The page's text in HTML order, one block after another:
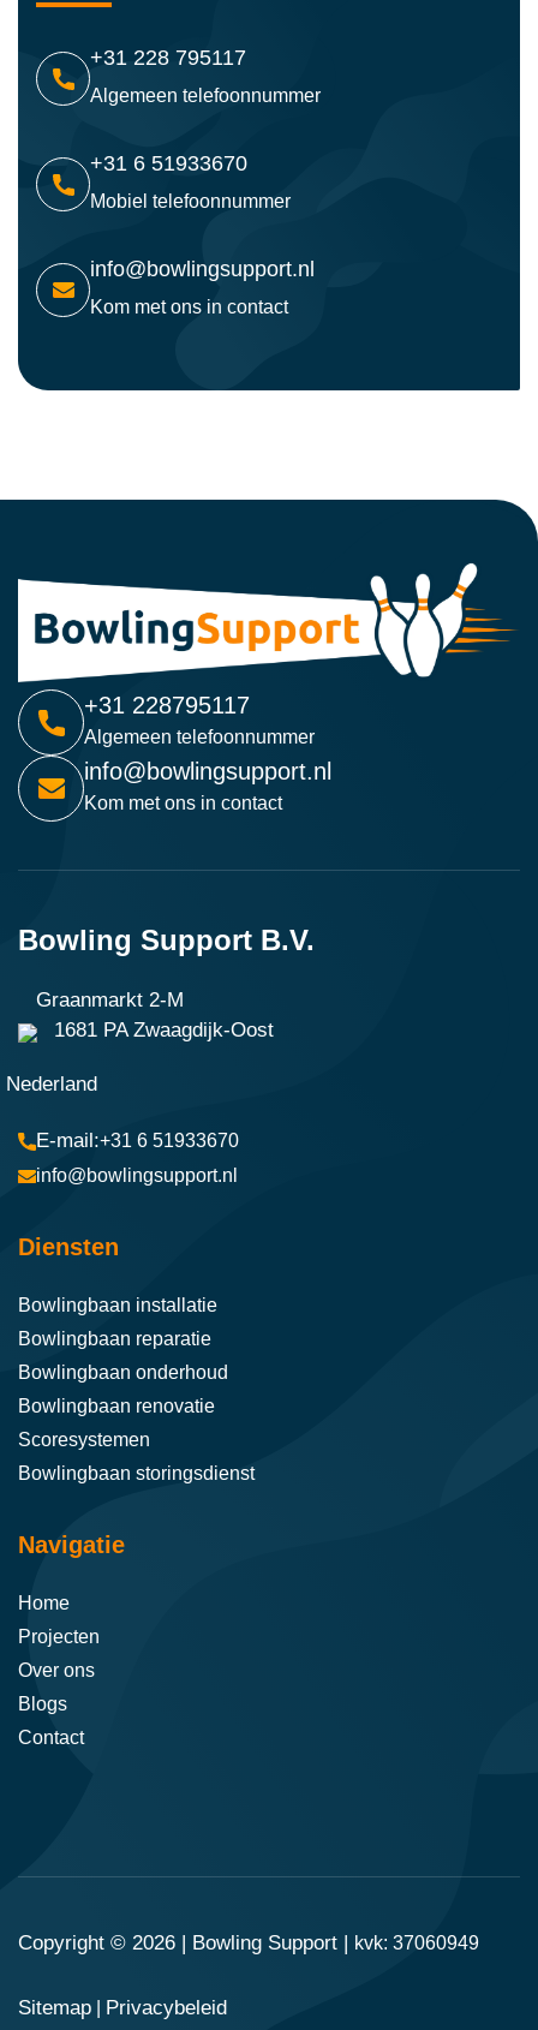
+31 228 795117
Algemeen telefoonnummer
+31 6 51933670
Mobiel telefoonnummer
info@bowlingsupport.nl
Kom met ons in contact
+31 228795117
Algemeen telefoonnummer
info@bowlingsupport.nl
Kom met ons in contact
Bowling Support B.V.
Graanmarkt 2-M
1681 PA Zwaagdijk-Oost
Nederland
+31 6 51933670
info@bowlingsupport.nl
Diensten
Bowlingbaan installatie
Bowlingbaan reparatie
Bowlingbaan onderhoud
Bowlingbaan renovatie
Scoresystemen
Bowlingbaan storingsdienst
Navigatie
Home
Projecten
Over ons
Blogs
Contact
Copyright © 2026 | Bowling Support kvk: 37060949
Sitemap Privacybeleid